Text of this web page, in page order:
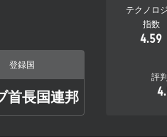
登録国
首長国連邦
テクノロ
指数
4.59
評